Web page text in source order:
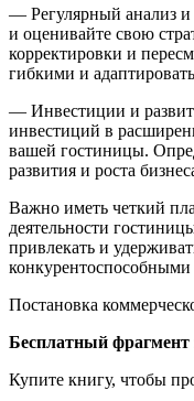
— Регулярный анализ и
и оценивайте свою
корректировки и
гибкими и
— Инвестиции и
инвестиций в
вашей гостиницы.
развития и роста
Важно иметь четкий
деятельности
привлекать и
Постановка
Бесплатный фрагмент
Купите книгу, чтобы